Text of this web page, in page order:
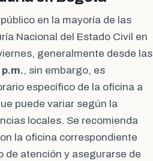
en la mayoría de las
Nacional del Estado Civil en
generalmente desde las
, sin embargo, es
específico de la oficina a
puede variar según la
locales. Se recomienda
la oficina correspondiente
de atención y asegurarse de